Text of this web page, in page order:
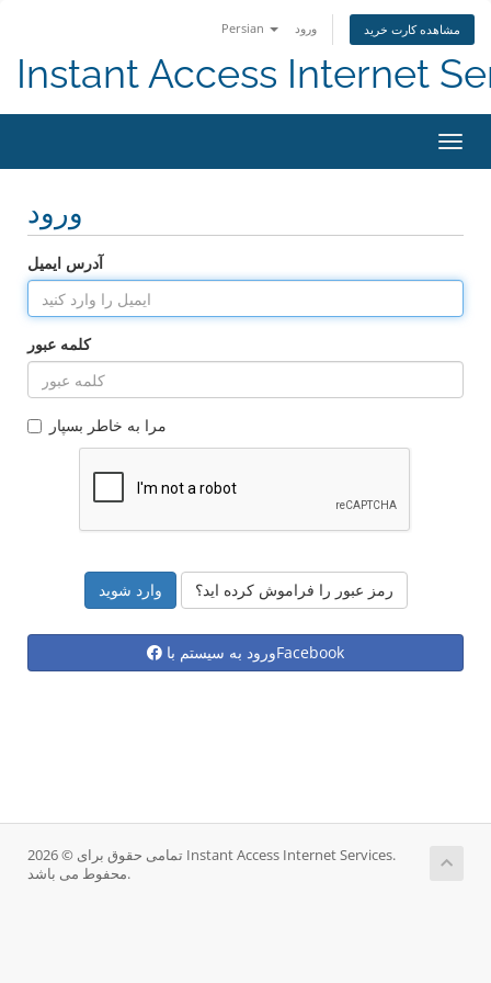
Persian ورود مشاهده کارت خرید
Instant Access Internet
تغییر
ورود
آدرس ایمیل
کلمه عبور
مرا به خاطر بسپار
رمز عبور را فراموش کرده اید؟
ورود به سیستم باFacebook
تمامی حقوق برای © 2026 Instant Access Internet Services.
محفوط می باشد.